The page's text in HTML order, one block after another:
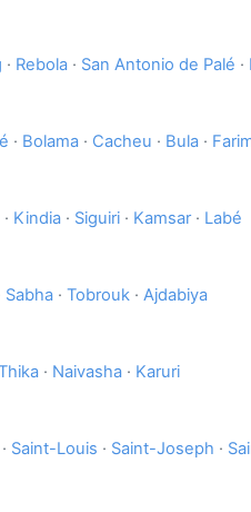
· Rebola · San Antonio de Palé ·
· Bolama · Cacheu · Bula ·
· Kindia · Siguiri · Kamsar· Labé
Sabha · Tobrouk · Ajdabiya
· Naivasha · Karuri
· Saint-Louis · Saint-Joseph ·